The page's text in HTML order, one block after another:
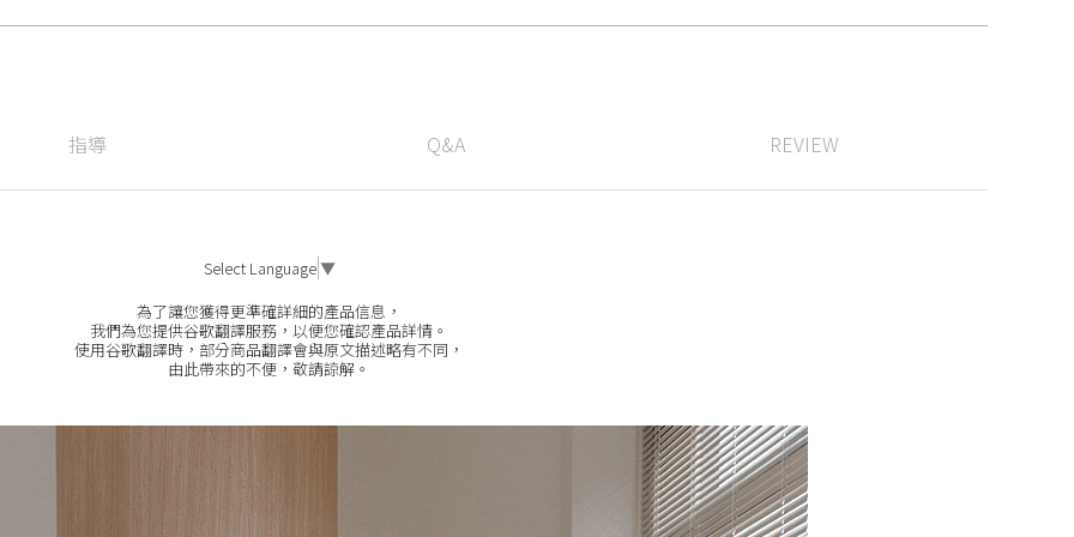
指導 Q&A REVIEW
Select Language▼
為了讓您獲得更準確詳細的產品信息，
我們為您提供谷歌翻譯服務，以便您確認產品詳情。
使用谷歌翻譯時，部分商品翻譯會與原文描述略有不同，
由此帶來的不便，敬請諒解。